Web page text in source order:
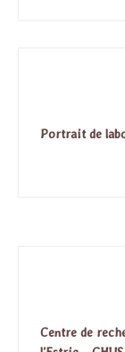
Portrait de
Centre de